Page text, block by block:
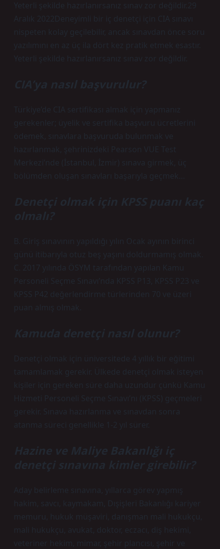
Yeterli şekilde hazırlanırsanız sınav zor değildir.29
Aralık 2022Deneyimli bir iç denetçi için CIA sınavı
nispeten kolay geçilebilir, ancak sınavdan önce soru
yazılımını en az üç ila dört kez pratik etmek esastır.
Yeterli şekilde hazırlanırsanız sınav zor değildir.
CIA’ya nasıl başvurulur?
Türkiye’de CIA sertifikası almak için yapmanız
gerekenler; üyelik ve sertifika başvuru ücretlerini
ödemek, sınavlara başvuruda bulunmak ve
hazırlanmak, şehrinizdeki Pearson VUE Test
Merkezi’nde (İstanbul, İzmir) sınava girmek, üç
bölümden oluşan sınavları başarıyla geçmek…
Denetçi olmak için KPSS puanı kaç
olmalı?
B. Giriş sınavının yapıldığı yılın Ocak ayının birinci
günü itibarıyla otuz beş yaşını doldurmamış olmak.
C. 2017 yılında ÖSYM tarafından yapılan Kamu
Personeli Seçme Sınavı’nda KPSS P13, KPSS P23 ve
KPSS P42 değerlendirme türlerinden 70 ve üzeri
puan almış olmak.
Kamuda denetçi nasıl olunur?
Denetçi olmak için üniversitede 4 yıllık bir eğitimi
tamamlamak gerekir. Ülkede denetçi olmak isteyen
kişiler için gereken süre daha uzundur çünkü Kamu
Hizmeti Personeli Seçme Sınavı’nı (KPSS) geçmeleri
gerekir. Sınava hazırlanma ve sınavdan sonra
atanma süreci genellikle 1-2 yıl sürer.
Hazine ve Maliye Bakanlığı iç
denetçi sınavına kimler girebilir?
Aday belirleme sınavına, yıllarca görev yapmış
hakim, savcı, kaymakam, Dışişleri Bakanlığı kariyer
memuru, hukuk müşaviri, danışman mali hukukçu,
mali hukukçu, avukat, doktor, eczacı, diş hekimi,
veteriner hekim, mimar, şehir plancısı, şehir ve